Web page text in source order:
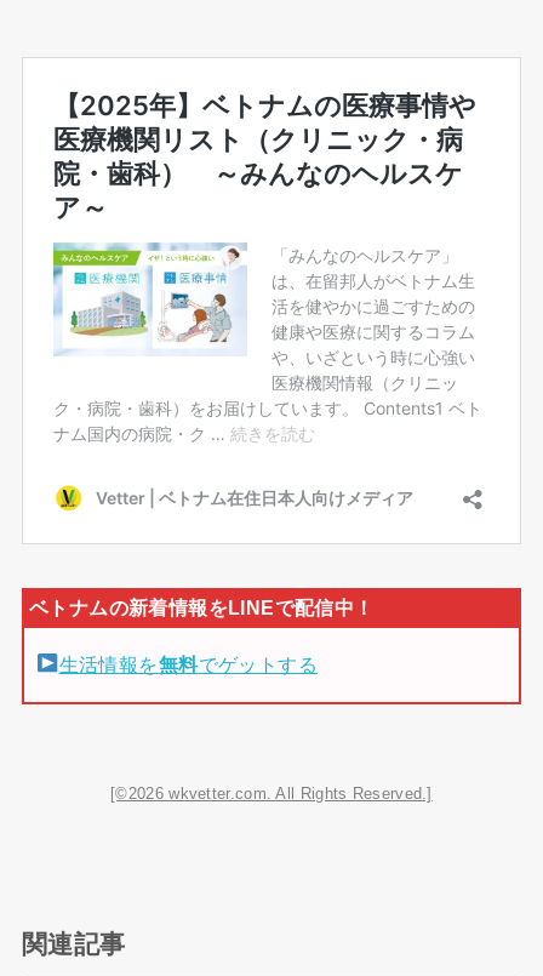
生活情報を無料でゲットする
[©2026 wkvetter.com. All Rights Reserved.]
関連記事